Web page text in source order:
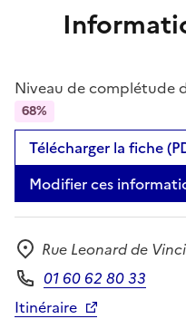
Niveau de complétude
68%
Télécharger la fiche
Modifier ces
Adresse
Rue Leonard de
Téléphone
01 60 62 80 33
Itinéraire